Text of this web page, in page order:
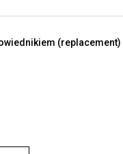
(replacement)